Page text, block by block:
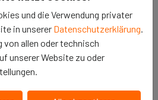
und die Verwendung privater
in unserer Datenschutzerklärung.
von allen oder technisch
unserer Website zu oder
bereits beendet.